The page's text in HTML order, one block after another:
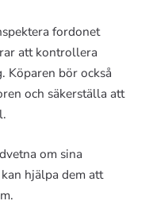
fordonet
att kontrollera
Köparen bör också
och säkerställa att
om sina
hjälpa dem att